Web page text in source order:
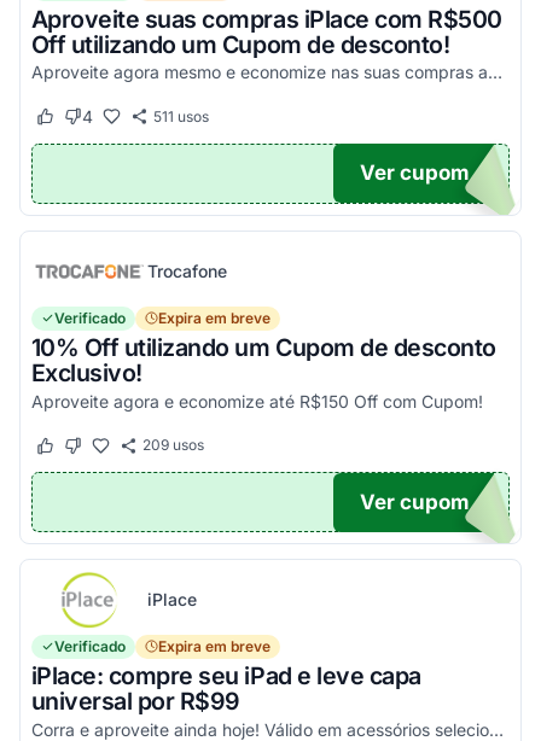
Aproveite suas compras iPlace com R$500
Off utilizando um Cupom de desconto!
Aproveite agora mesmo e economize nas suas compras acima de R$7.199,99!
Este cupom funcionou
Este cupom não funcionou
4 511 usos
500
Ver cupom
Trocafone
Verificado Expira em breve
10% Off utilizando um Cupom de desconto
Exclusivo!
Aproveite agora e economize até R$150 Off com Cupom!
Este cupom funcionou
Este cupom não funcionou
209usos
OM10
Ver cupom
iPlace
Verificado Expira em breve
iPlace: compre seu iPad e leve capa
universal por R$99
Corra e aproveite ainda hoje! Válido em acessórios selecionados!